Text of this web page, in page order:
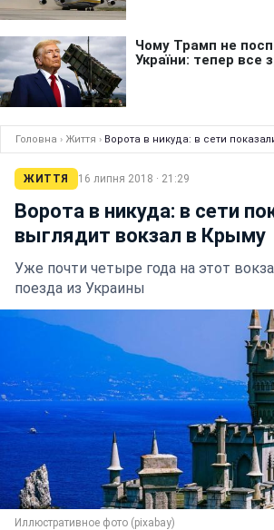
Головна › Життя › Ворота в никуда: в сети
ЖИТТЯ 16 липня 2018 · 21:29
Ворота в никуда: в сети
выглядит вокзал в Крыму
Уже почти четыре года на этот
поезда из Украины
Иллюстративное фото (pixabay)